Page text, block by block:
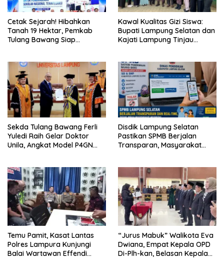
Cetak Sejarah! Hibahkan
Tanah 19 Hektar, Pemkab
Tulang Bawang Siap
Lampung
Kawal Kualitas Gizi Siswa:
Bupati Lampung Selatan dan
Kajati Lampung Tinjau
Sekda Tulang Bawang Ferli
Yuledi Raih Gelar Doktor
Unila, Angkat Model P4GN
Disdik Lampung Selatan
Pastikan SPMB Berjalan
Transparan, Masyarakat
Temu Pamit, Kasat Lantas
Polres Lampura Kunjungi
Balai Wartawan Effendi
“Jurus Mabuk” Walikota Eva
Dwiana, Empat Kepala OPD
Di-Plh-kan, Belasan Kepala